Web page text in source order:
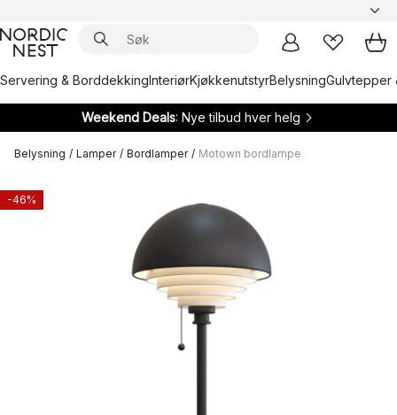
Servering & BorddekkingInteriørKjøkkenutstyrBelysningGulvtepper
Weekend Deals: Nye tilbud hver helg
Belysning / Lamper / Bordlamper / Motown bordlampe
-46%